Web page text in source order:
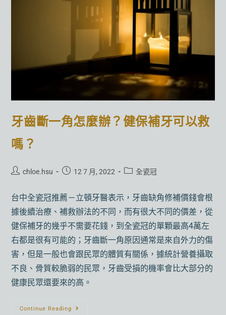
牙齒斷一角怎麼辦？健保補牙可以救
嗎？
chloe.hsu 12 7 月, 2022 全瓷冠
台中全瓷冠推薦－立頓牙醫表示，牙齒缺角修補價錢會根
據後續治療、補救辦法的不同，而有很大不同的價差，從
健保補牙的幾乎不需要花錢，到全瓷冠的單顆最高4萬左
右都是很有可能的；牙齒斷一角原因通常是來自外力的傷
害，但是一般也會跟民眾的體質有關係，據統計營養攝取
不良、骨質較脆弱的民眾，牙齒受損的機率會比大部分的
健康民眾還要來的高。
Continue Reading